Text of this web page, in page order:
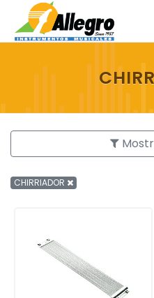
CHIRRIADOR